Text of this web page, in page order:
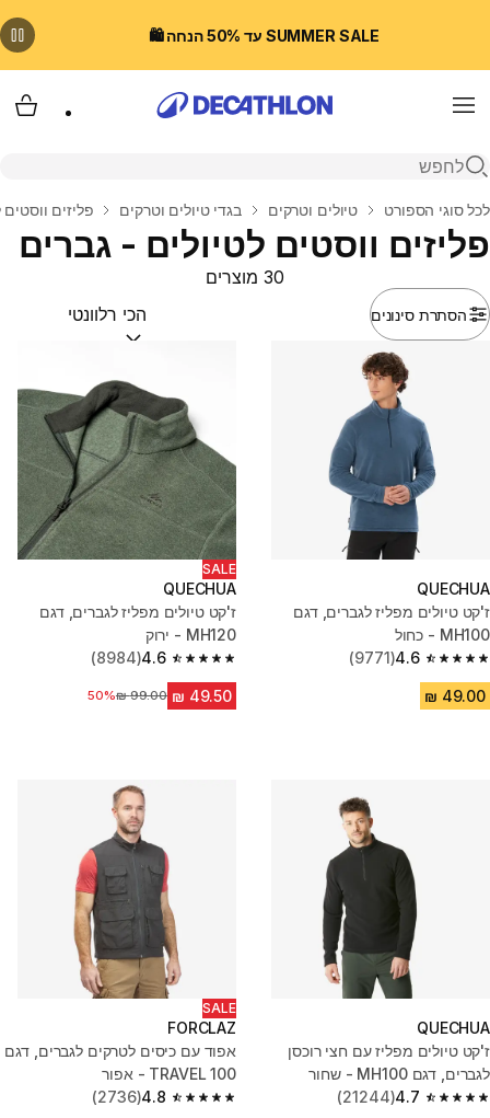
SUMMER SALE עד 50% הנחה 🛍️
Menu
פתיחת חיפוש
בית
לכל סוגי הספורט טיולים וטרקים בגדי טיולים וטרקים פליזים ווסטים
פליזים ווסטים לטיולים - גברים
הסתרת סינונים
30 מוצרים
מיין לפי:(optional)
QUECHUA
ז'קט טיולים מפליז לגברים, דגם
MH100 - כחול
4.6
4.6 out of 5 stars from 9771 reviews
(9771)
SALE
QUECHUA
ז'קט טיולים מפליז לגברים, דגם
MH120 - ירוק
4.6
4.6 out of 5 stars from 8984 reviews
(8984)
מחיר לפני הנחה‏99.00 ₪
50%
QUECHUA
ז'קט טיולים מפליז עם חצי רוכסן
לגברים, דגם MH100 - שחור
4.7
4.7 out of 5 stars from 21244 reviews
(21244)
SALE
FORCLAZ
אפוד עם כיסים לטרקים לגברים, דגם
TRAVEL 100 - אפור
4.8
4.8 out of 5 stars from 2736 reviews
(2736)